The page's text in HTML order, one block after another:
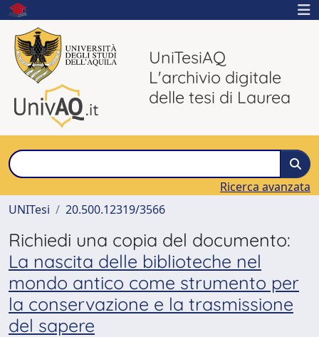
UniTesiAQ
L'archivio digitale
delle tesi di Laurea
Ricerca avanzata
UNITesi
20.500.12319/3566
Richiedi una copia del documento:
La nascita delle biblioteche nel
mondo antico come strumento per
la conservazione e la trasmissione
del sapere